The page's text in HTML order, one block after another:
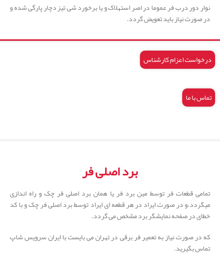
نوار دور درب فر عموما در اصر استهلاک و یا برخورد شی تیز دچار پارگی شده و
در صورت نیاز باید تعویض گردد.
درخواست اعزام کارشناس
تماس با ما
برد اصلی فر
تمامی قطعات فر توسط مین برد فر یا همان برد اصلی فر چک و راه اندازی
میگردد،و در صورت ایراد در هر قطعه ای ایراد توسط برد اصلی فر چک و با کد
خطای در صفحه نمایشگر برد مشخص می گردد.
که در صورت نیاز به تعمیر فر برقی در تهران می بایست با ایران سرویس شاپ
تماس بگیرید.